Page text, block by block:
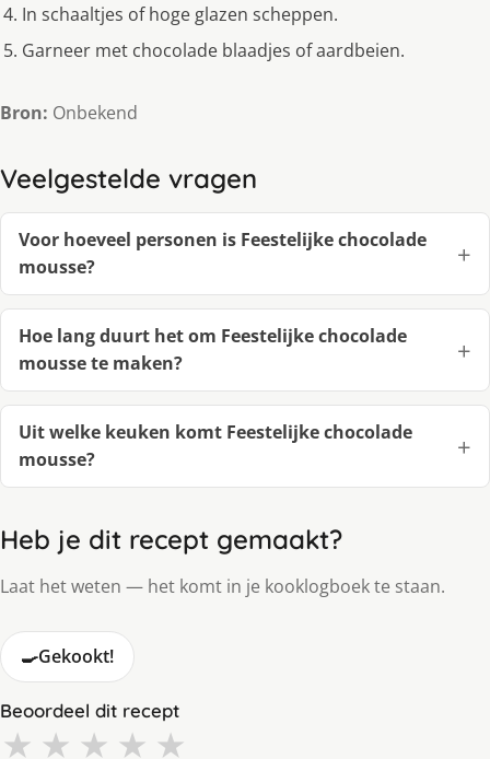
In schaaltjes of hoge glazen scheppen.
Garneer met chocolade blaadjes of aardbeien.
Bron: Onbekend
Veelgestelde vragen
Voor hoeveel personen is Feestelijke chocolade
mousse?
Hoe lang duurt het om Feestelijke chocolade
mousse te maken?
Uit welke keuken komt Feestelijke chocolade
mousse?
Heb je dit recept gemaakt?
Laat het weten — het komt in je kooklogboek te staan.
🍳Gekookt!
Beoordeel dit recept
★ ★ ★ ★ ★